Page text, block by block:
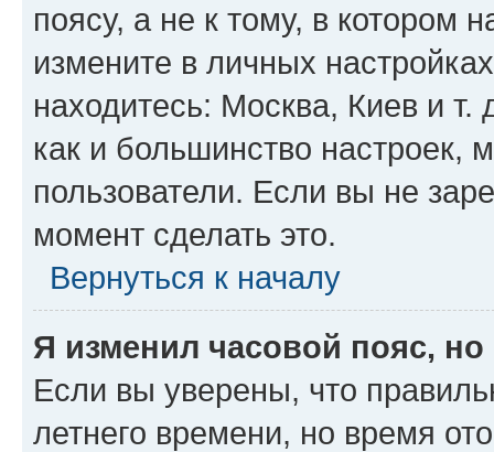
поясу, а не к тому, в котором
измените в личных
находитесь: Москва, Киев и т.
как и большинство настроек,
пользователи. Если вы не
момент сделать это.
Вернуться к началу
Я изменил часовой пояс,
Если вы уверены, что
летнего времени, но время